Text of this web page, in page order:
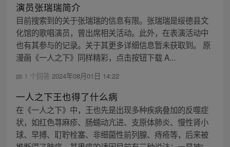
演员张瑞瑞简介
目前搜索到的关于张瑞瑞的信息有限。张瑞瑞是绥德县文
化馆的歌唱演员，曾出席相关活动。此外，在表演活动中
也有其参与的记录。关于其更多详细信息暂未获取到。 原
漫画《一人之下》同样精彩，点击按钮下载 A...
1 个回答 2024年08月01日 14:22
一人之下王也得了什么病
在《一人之下》中，王也先是出现多种疾病叠加的反噬症
状，如红色荨麻疹、肠蠕动亢进、支原体肺炎、慢性肾小
球、早搏、耵聍栓塞、非细菌性前列腺、痔疮等，后来被